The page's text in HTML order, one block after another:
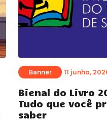
Banner 11 junho,
Bienal do Livro
Tudo que você
saber